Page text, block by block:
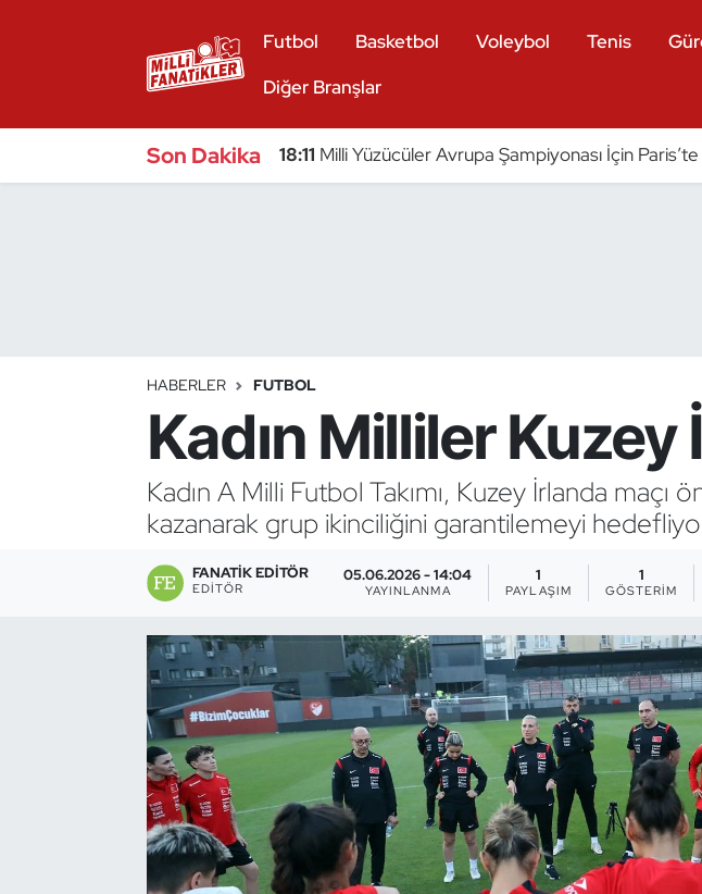
Futbol Basketbol Voleybol Tenis
Diğer Branşlar
Son Dakika 18:11 Milli Yüzücüler Avrupa Şampiyonası İçin Paris’te
HABERLER FUTBOL
Kadın Milliler Kuzey
Kadın A Milli Futbol Takımı, Kuzey İrlanda maçı
kazanarak grup ikinciliğini garantilemeyi
FANATIK EDITÖR
EDITÖR
05.06.2026 - 14:04
YAYINLANMA
1
PAYLAŞIM
1
GÖSTERIM
Bocce Bowling Dart
Buz Hokeyi
Buz Pateni
Çim Hokeyi
Cimnastik